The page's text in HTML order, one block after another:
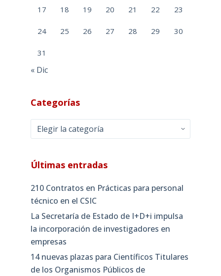
17 18 19 20 21 22 23
24 25 26 27 28 29 30
31
« Dic
Categorías
Categorías
Últimas entradas
210 Contratos en Prácticas para personal
técnico en el CSIC
La Secretaría de Estado de I+D+i impulsa
la incorporación de investigadores en
empresas
14 nuevas plazas para Científicos Titulares
de los Organismos Públicos de